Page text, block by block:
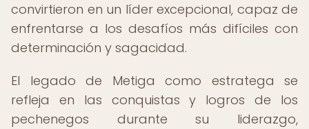
convirtieron en un líder excepcional, capaz de
enfrentarse a los desafíos más difíciles con
determinación y sagacidad.
El legado de Metiga como estratega se
refleja en las conquistas y logros de los
pechenegos durante su liderazgo,